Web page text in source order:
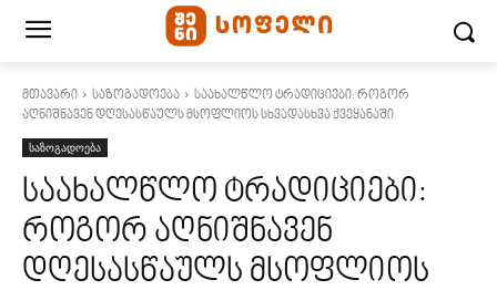
მთავარი საზოგადოება
საახალწლო ტრადიციები: როგორ
აღნიშნავენ დღესასწაულს მსოფლიოს სხვადასხვა ქვეყანაში
საზოგადოება
საახალწლო ტრადიციები:
როგორ აღნიშნავენ
დღესასწაულს მსოფლიოს